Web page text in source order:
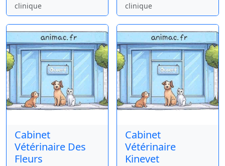
clinique
clinique
Cabinet
Vétérinaire Des
Fleurs
Cabinet
Vétérinaire
Kinevet